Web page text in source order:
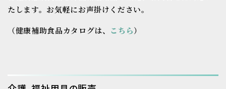
たします。 お気軽にお声掛けください。
（健康補助食品カタログは、
こちら）